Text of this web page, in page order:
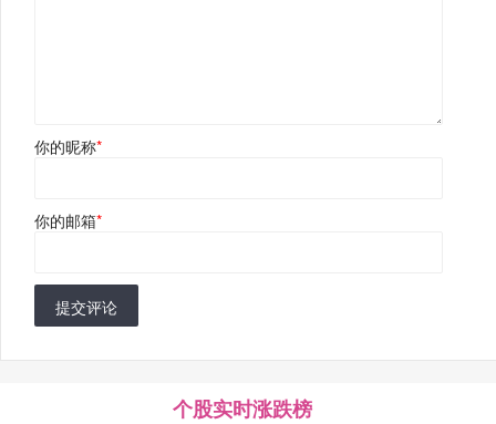
你的昵称*
你的邮箱*
提交评论
个股实时涨跌榜